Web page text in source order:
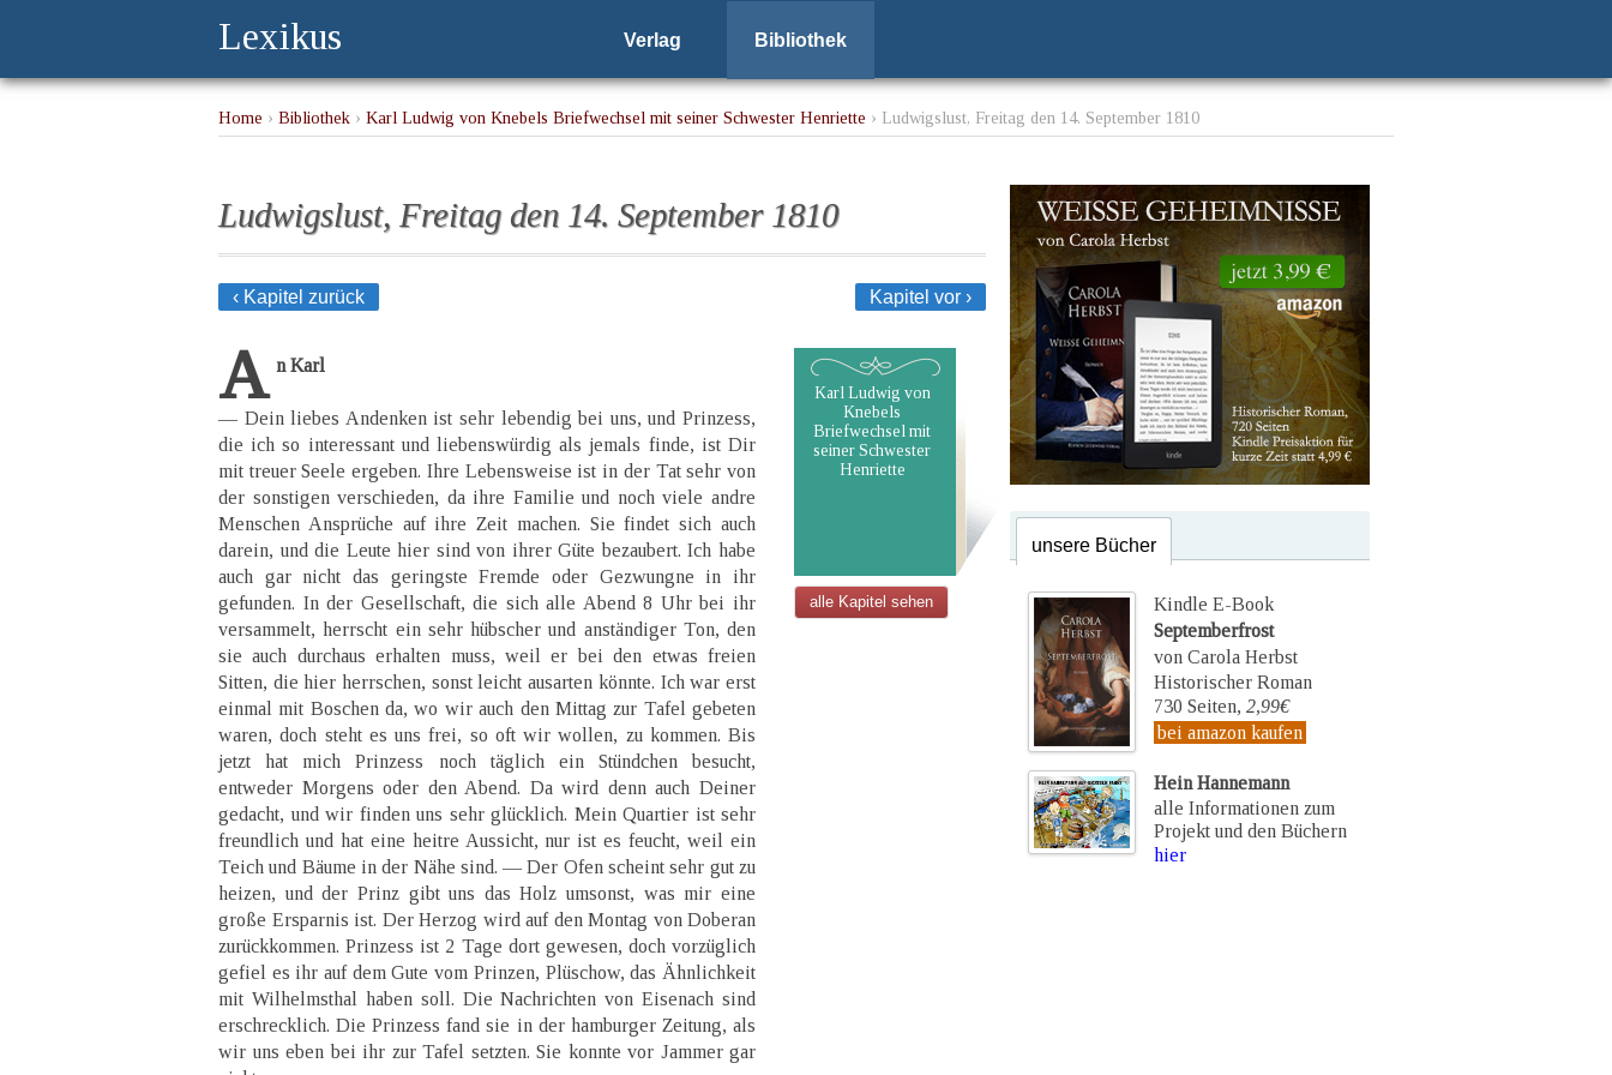
Lexikus Verlag Bibliothek
Home › Bibliothek › Karl Ludwig von Knebels Briefwechsel mit seiner Schwester Henriette › Ludwigslust, Freitag den 14. September 1810
Ludwigslust, Freitag den 14. September 1810
‹ Kapitel zurück Kapitel vor ›
A n Karl
— Dein liebes Andenken ist sehr lebendig bei uns, und Prinzess,
die ich so interessant und liebenswürdig als jemals finde, ist Dir
mit treuer Seele ergeben. Ihre Lebensweise ist in der Tat sehr von
der sonstigen verschieden, da ihre Familie und noch viele andre
Menschen Ansprüche auf ihre Zeit machen. Sie findet sich auch
darein, und die Leute hier sind von ihrer Güte bezaubert. Ich habe
auch gar nicht das geringste Fremde oder Gezwungne in ihr
gefunden. In der Gesellschaft, die sich alle Abend 8 Uhr bei ihr
versammelt, herrscht ein sehr hübscher und anständiger Ton, den
sie auch durchaus erhalten muss, weil er bei den etwas freien
Sitten, die hier herrschen, sonst leicht ausarten könnte. Ich war erst
einmal mit Boschen da, wo wir auch den Mittag zur Tafel gebeten
waren, doch steht es uns frei, so oft wir wollen, zu kommen. Bis
jetzt hat mich Prinzess noch täglich ein Stündchen besucht,
entweder Morgens oder den Abend. Da wird denn auch Deiner
gedacht, und wir finden uns sehr glücklich. Mein Quartier ist sehr
freundlich und hat eine heitre Aussicht, nur ist es feucht, weil ein
Teich und Bäume in der Nähe sind. — Der Ofen scheint sehr gut zu
heizen, und der Prinz gibt uns das Holz umsonst, was mir eine
große Ersparnis ist. Der Herzog wird auf den Montag von Doberan
zurückkommen. Prinzess ist 2 Tage dort gewesen, doch vorzüglich
gefiel es ihr auf dem Gute vom Prinzen, Plüschow, das Ähnlichkeit
mit Wilhelmsthal haben soll. Die Nachrichten von Eisenach sind
erschrecklich. Die Prinzess fand sie in der hamburger Zeitung, als
wir uns eben bei ihr zur Tafel setzten. Sie konnte vor Jammer gar
Karl Ludwig von
Knebels
Briefwechsel mit
seiner Schwester
Henriette
alle Kapitel sehen
unsere Bücher
Kindle E-Book
Septemberfrost
von Carola Herbst
Historischer Roman
730 Seiten, 2,99€
bei amazon kaufen
Hein Hannemann
alle Informationen zum
Projekt und den Büchern
hier